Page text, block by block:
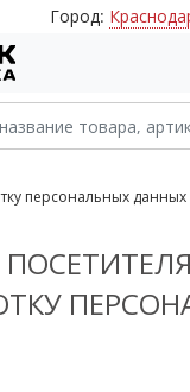
Город:
персональных данных